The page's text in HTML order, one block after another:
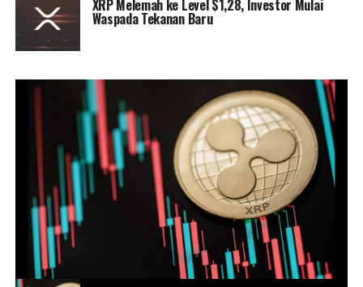
XRP Melemah ke Level $1,28, Investor Mulai
Waspada Tekanan Baru